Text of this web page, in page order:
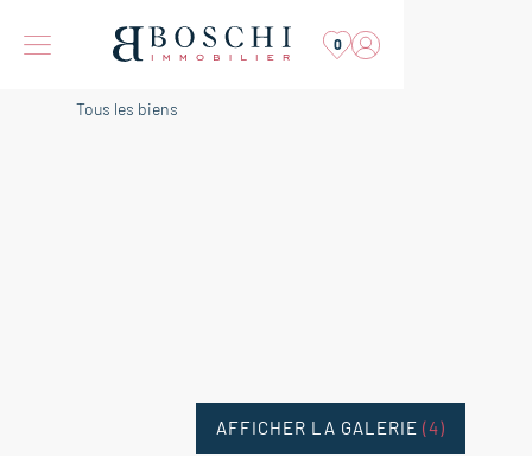
0
Tous les biens
AFFICHER LA GALERIE (4)